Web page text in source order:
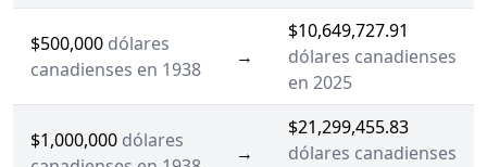
$500,000 dólares
canadienses en 1938
→
$10,649,727.91
dólares canadienses
en 2025
$1,000,000 dólares
→
$21,299,455.83
dólares canadienses